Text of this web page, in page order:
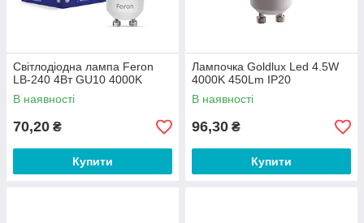
Світлодіодна лампа Feron
LB-240 4Вт GU10 4000K
В наявності
70,20 ₴
Купити
Лампочка Goldlux Led 4.5W
4000K 450Lm IP20
В наявності
96,30 ₴
Купити